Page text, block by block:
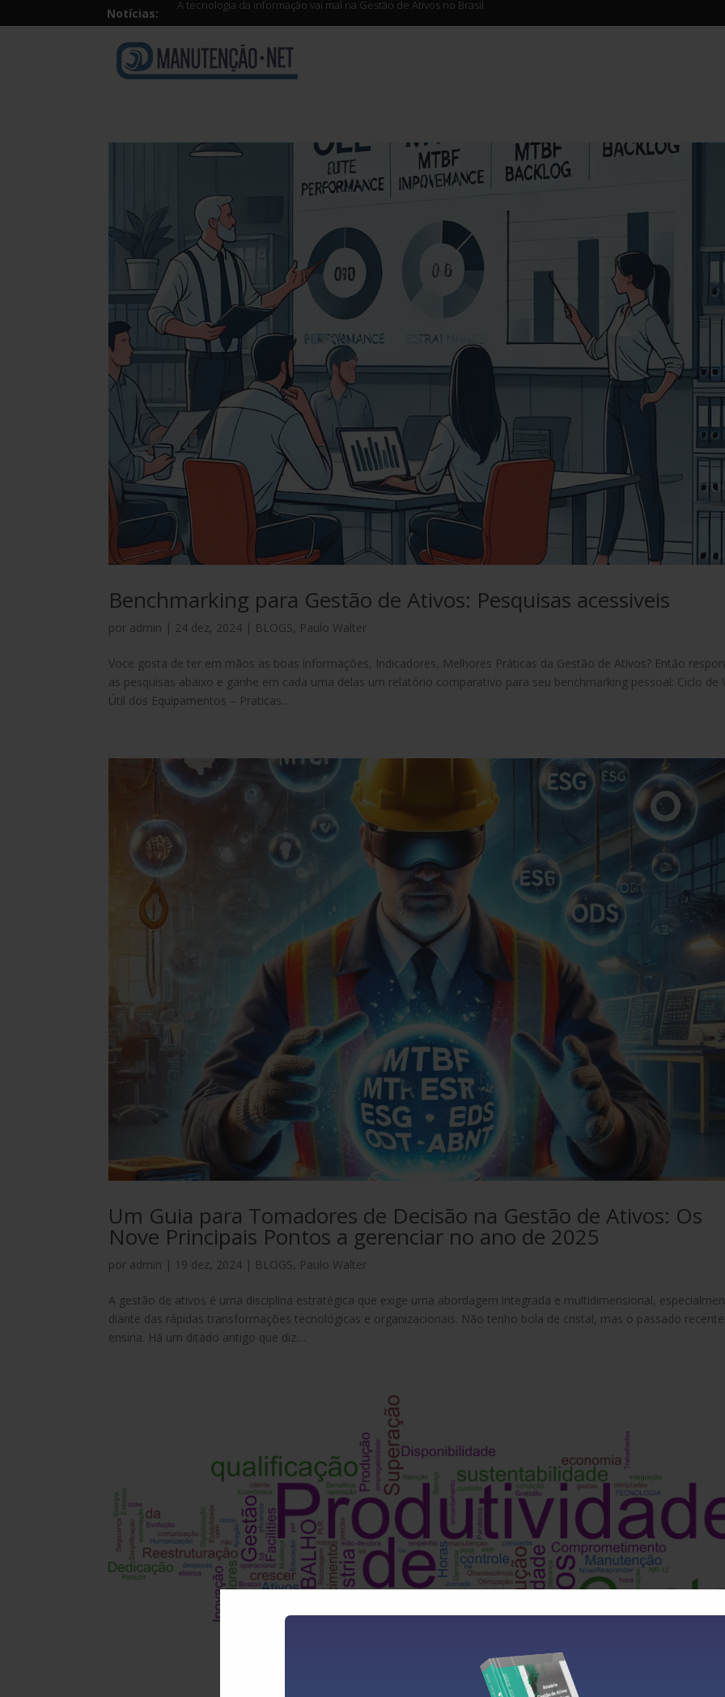
Notícias:
A tecnologia da informação vai mal na Gestão de Ativos no Brasil
Benchmarking para Gestão de Ativos: Pesquisas acessiveis
por admin | 24 dez, 2024 | BLOGS, Paulo Walter
Voce gosta de ter em mãos as boas informações, Indicadores, Melhores Práticas da Gestão de Ativos? Então
as pesquisas abaixo e ganhe em cada uma delas um relatório comparativo para seu benchmarking pessoal: Ciclo de
Útil dos Equipamentos – Praticas...
Um Guia para Tomadores de Decisão na Gestão de Ativos: Os
Nove Principais Pontos a gerenciar no ano de 2025
por admin | 19 dez, 2024 | BLOGS, Paulo Walter
A gestão de ativos é uma disciplina estratégica que exige uma abordagem integrada e multidimensional,
diante das rápidas transformações tecnológicas e organizacionais. Não tenho bola de cristal, mas o passado recente
ensina. Há um ditado antigo que diz:...